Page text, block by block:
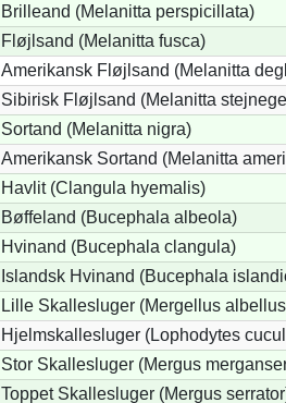
Brilleand (Melanitta perspicillata)
Fløjlsand (Melanitta fusca)
Amerikansk Fløjlsand (Melanitta
Sibirisk Fløjlsand (Melanitta
Sortand (Melanitta nigra)
Amerikansk Sortand (Melanitta
Havlit (Clangula hyemalis)
Bøffeland (Bucephala albeola)
Hvinand (Bucephala clangula)
Islandsk Hvinand (Bucephala
Lille Skallesluger (Mergellus
Hjelmskallesluger (Lophodytes
Stor Skallesluger (Mergus
Toppet Skallesluger (Mergus